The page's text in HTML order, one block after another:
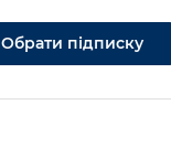
Обрати підписку